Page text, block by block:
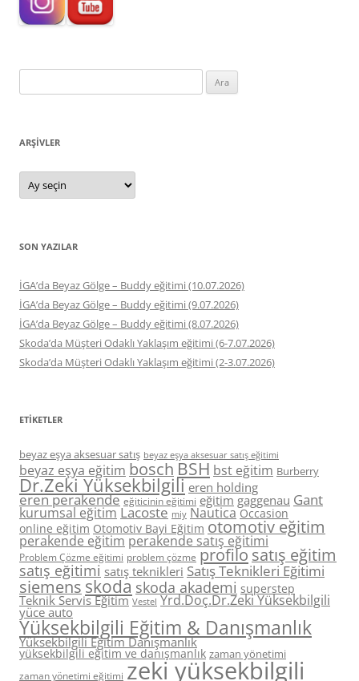
ARŞIVLER
Arşivler
SON YAZILAR
İGA’da Beyaz Gölge – Buddy eğitimi (10.07.2026)
İGA’da Beyaz Gölge – Buddy eğitimi (9.07.2026)
İGA’da Beyaz Gölge – Buddy eğitimi (8.07.2026)
Skoda’da Müşteri Odaklı Yaklaşım eğitimi (6-7.07.2026)
Skoda’da Müşteri Odaklı Yaklaşım eğitimi (2-3.07.2026)
ETIKETLER
beyaz eşya aksesuar satış beyaz eşya aksesuar satış eğitimi
beyaz eşya eğitim boschBSH bst eğitim Burberry
Dr.Zeki Yüksekbilgili eren holding
eren perakende eğiticinin eğitimi eğitim gaggenau Gant
kurumsal eğitim Lacoste miy Nautica Occasion
online eğitim Otomotiv Bayi Eğitim otomotiv eğitim
perakende eğitim perakende satış eğitimi
Problem Çözme eğitimi problem çözme profilosatış eğitim
satış eğitimi satış teknikleri Satış Teknikleri Eğitimi
siemens skoda skoda akademi superstep
Teknik Servis Eğitim Vestel Yrd.Doç.Dr.Zeki Yüksekbilgili
yüce auto
Yüksekbilgili Eğitim & Danışmanlık
Yüksekbilgili Eğitim Danışmanlık
yüksekbilgili eğitim ve danışmanlık zaman yönetimi
zaman yönetimi eğitimi zeki yüksekbilgili